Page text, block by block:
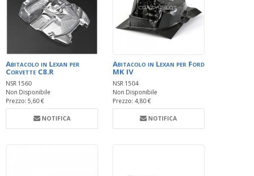
Abitacolo in Lexan per
Corvette C8.R
NSR 1560
Non Disponibile
Prezzo: 5,60 €
NOTIFICA
Abitacolo in Lexan per Ford
MK IV
NSR 1504
Non Disponibile
Prezzo: 4,80 €
NOTIFICA